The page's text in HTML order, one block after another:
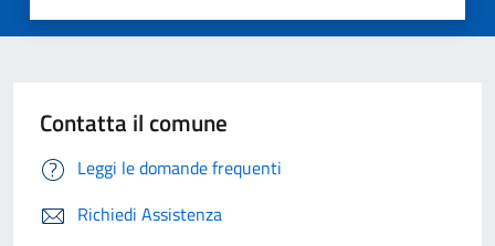
Contatta il comune
Leggi le domande frequenti
Richiedi Assistenza